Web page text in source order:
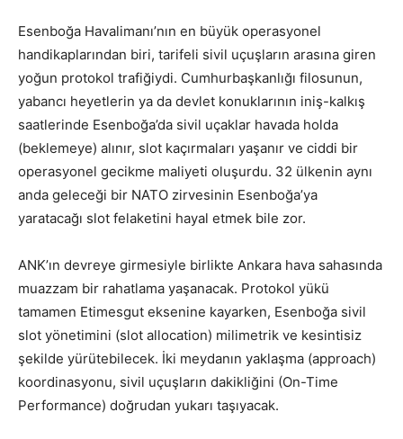
Esenboğa Havalimanı’nın en büyük operasyonel
handikaplarından biri, tarifeli sivil uçuşların arasına giren
yoğun protokol trafiğiydi. Cumhurbaşkanlığı filosunun,
yabancı heyetlerin ya da devlet konuklarının iniş-kalkış
saatlerinde Esenboğa’da sivil uçaklar havada holda
(beklemeye) alınır, slot kaçırmaları yaşanır ve ciddi bir
operasyonel gecikme maliyeti oluşurdu. 32 ülkenin aynı
anda geleceği bir NATO zirvesinin Esenboğa’ya
yaratacağı slot felaketini hayal etmek bile zor.
ANK’ın devreye girmesiyle birlikte Ankara hava sahasında
muazzam bir rahatlama yaşanacak. Protokol yükü
tamamen Etimesgut eksenine kayarken, Esenboğa sivil
slot yönetimini (slot allocation) milimetrik ve kesintisiz
şekilde yürütebilecek. İki meydanın yaklaşma (approach)
koordinasyonu, sivil uçuşların dakikliğini (On-Time
Performance) doğrudan yukarı taşıyacak.